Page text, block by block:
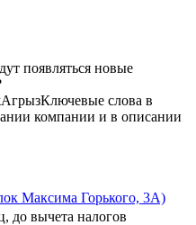
появляться новые
АгрызКлючевые слова в
компании и в описании
Максима Горького, 3А)
до вычета налогов